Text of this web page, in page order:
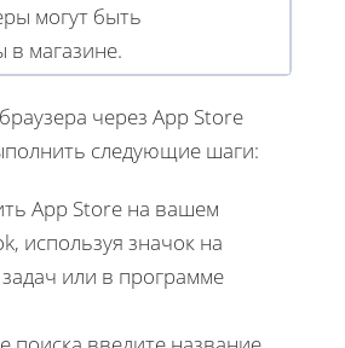
могут быть
в магазине.
через App Store
следующие шаги:
App Store на вашем
используя значок на
или в программе